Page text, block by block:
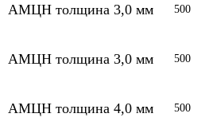
АМЦН толщина 3,0 мм 500
АМЦН толщина 3,0 мм 500
АМЦН толщина 4,0 мм 500